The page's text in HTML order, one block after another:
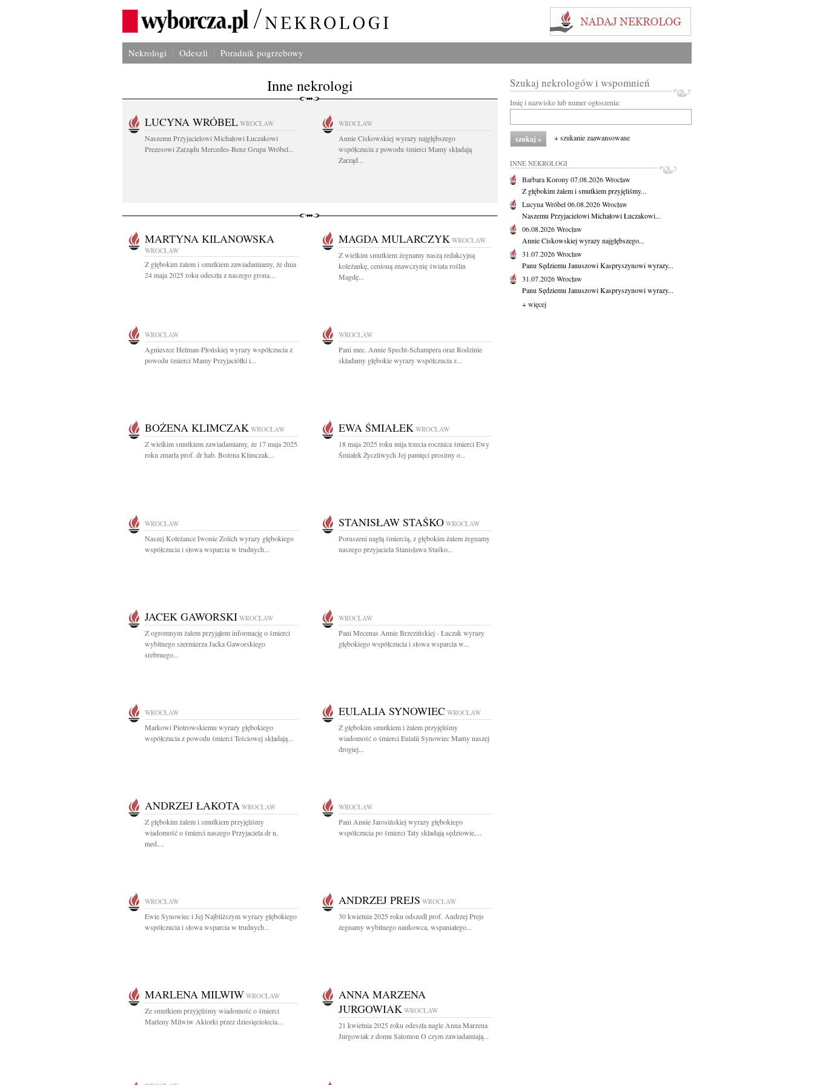
Nekrologi Odeszli Poradnik pogrzebowy
Inne nekrologi
LUCYNA WRÓBEL WROCŁAW
Naszemu Przyjacielowi Michałowi Łuczakowi
Prezesowi Zarządu Mercedes-Benz Grupa Wróbel...
WROCŁAW
Annie Ciskowskiej wyrazy najgłębszego
współczucia z powodu śmierci Mamy składają
Zarząd...
MARTYNA KILANOWSKA
WROCŁAW
Z głębokim żalem i smutkiem zawiadamiamy, że dnia
24 maja 2025 roku odeszła z naszego grona...
MAGDA MULARCZYK WROCŁAW
Z wielkim smutkiem żegnamy naszą redakcyjną
koleżankę, cenioną znawczynię świata roślin
Magdę...
WROCŁAW
Agnieszce Helman-Płońskiej wyrazy współczucia z
powodu śmierci Mamy Przyjaciółki i...
WROCŁAW
Pani mec. Annie Specht-Schampera oraz Rodzinie
składamy głębokie wyrazy współczucia z...
BOŻENA KLIMCZAK WROCŁAW
Z wielkim smutkiem zawiadamiamy, że 17 maja 2025
roku zmarła prof. dr hab. Bożena Klimczak...
EWA ŚMIAŁEK WROCŁAW
18 maja 2025 roku mija trzecia rocznica śmierci Ewy
Śmiałek Życzliwych Jej pamięci prosimy o...
WROCŁAW
Naszej Koleżance Iwonie Zolich wyrazy głębokiego
współczucia i słowa wsparcia w trudnych...
STANISŁAW STAŚKO WROCŁAW
Poruszeni nagłą śmiercią, z głębokim żalem żegnamy
naszego przyjaciela Stanisława Staśko...
JACEK GAWORSKI WROCŁAW
Z ogromnym żalem przyjąłem informację o śmierci
wybitnego szermierza Jacka Gaworskiego
srebrnego...
WROCŁAW
Pani Mecenas Annie Brzezińskiej - Łuczak wyrazy
głębokiego współczucia i słowa wsparcia w...
WROCŁAW
Markowi Piotrowskiemu wyrazy głębokiego
współczucia z powodu śmierci Teściowej składają...
EULALIA SYNOWIEC WROCŁAW
Z głębokim smutkiem i żalem przyjęliśmy
wiadomość o śmierci Eulalii Synowiec Mamy naszej
drogiej...
ANDRZEJ ŁAKOTA WROCŁAW
Z głębokim żalem i smutkiem przyjęliśmy
wiadomość o śmierci naszego Przyjaciela dr n.
med....
WROCŁAW
Pani Annie Jarosińskiej wyrazy głębokiego
współczucia po śmierci Taty składają sędziowie,...
WROCŁAW
Ewie Synowiec i Jej Najbliższym wyrazy głębokiego
współczucia i słowa wsparcia w trudnych...
ANDRZEJ PREJS WROCŁAW
30 kwietnia 2025 roku odszedł prof. Andrzej Prejs
żegnamy wybitnego naukowca, wspaniałego...
MARLENA MILWIW WROCŁAW
Ze smutkiem przyjęliśmy wiadomość o śmierci
Marleny Milwiw Aktorki przez dziesięciolecia...
ANNA MARZENA
JURGOWIAK WROCŁAW
21 kwietnia 2025 roku odeszła nagle Anna Marzena
Jurgowiak z domu Salomon O czym zawiadamiają...
Szukaj nekrologów i wspomnień
Imię i nazwisko lub numer ogłoszenia:
+ szukanie zaawansowane
INNE NEKROLOGI
Barbara Korony07.08.2026Wrocław
Z głębokim żalem i smutkiem przyjęliśmy...
Lucyna Wróbel06.08.2026Wrocław
Naszemu Przyjacielowi Michałowi Łuczakowi...
06.08.2026Wrocław
Annie Ciskowskiej wyrazy najgłębszego...
31.07.2026Wrocław
Panu Sędziemu Januszowi Kaspryszynowi wyrazy...
31.07.2026Wrocław
Panu Sędziemu Januszowi Kaspryszynowi wyrazy...
+ więcej